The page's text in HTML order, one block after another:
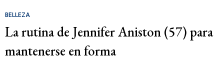
BELLEZA
La rutina de Jennifer Aniston (57) para
mantenerse en forma